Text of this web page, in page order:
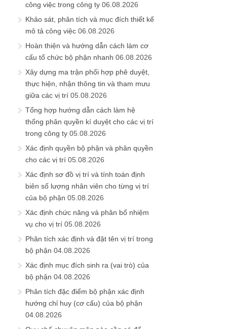
công việc trong công ty 06.08.2026
Khảo sát, phân tích và mục đích thiết kế
mô tả công việc 06.08.2026
Hoàn thiện và hướng dẫn cách làm cơ
cấu tổ chức bộ phận nhanh 06.08.2026
Xây dựng ma trận phối hợp phê duyệt,
thực hiện, nhận thông tin và tham mưu
giữa các vị trí 05.08.2026
Tổng hợp hướng dẫn cách làm hệ
thống phân quyền kí duyệt cho các vị trí
trong công ty 05.08.2026
Xác định quyền bộ phận và phân quyền
cho các vị trí 05.08.2026
Xác định sơ đồ vị trí và tính toán định
biên số lượng nhân viên cho từng vị trí
của bộ phận 05.08.2026
Xác định chức năng và phân bổ nhiệm
vụ cho vị trí 05.08.2026
Phân tích xác định và đặt tên vị trí trong
bộ phận 04.08.2026
Xác định mục đích sinh ra (vai trò) của
bộ phận 04.08.2026
Phân tích đặc điểm bộ phận xác định
hướng chỉ huy (cơ cấu) của bộ phận
04.08.2026